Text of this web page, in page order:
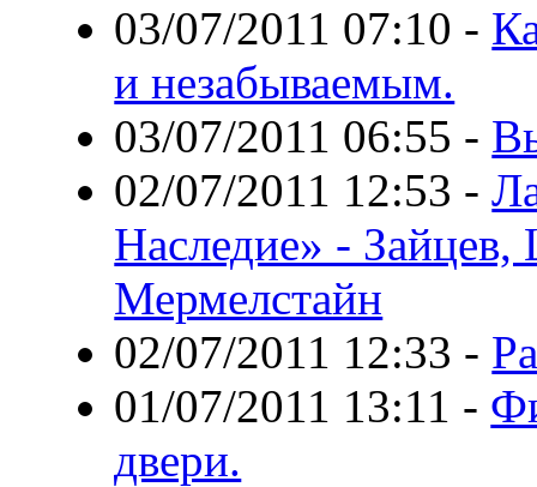
03/07/2011 07:10 -
и незабываемым.
03/07/2011 06:55 -
02/07/2011 12:53 -
Наследие» -
Мермелстайн
02/07/2011 12:33 -
01/07/2011 13:11 -
двери.